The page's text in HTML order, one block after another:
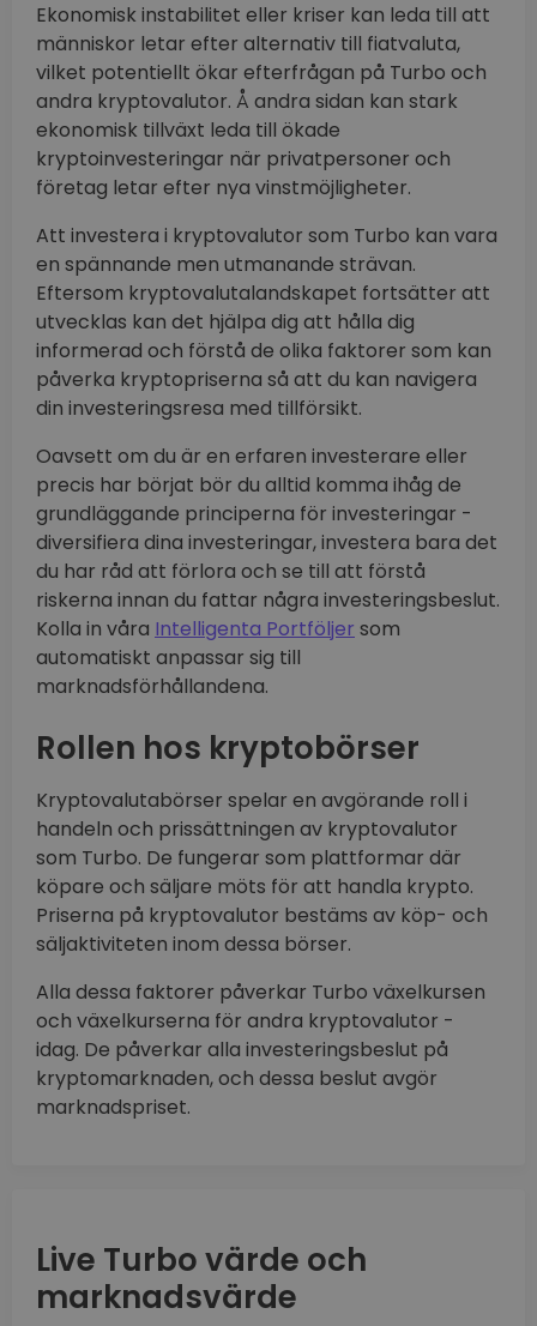
Ekonomisk instabilitet eller kriser kan leda till att
människor letar efter alternativ till fiatvaluta,
vilket potentiellt ökar efterfrågan på Turbo och
andra kryptovalutor. Å andra sidan kan stark
ekonomisk tillväxt leda till ökade
kryptoinvesteringar när privatpersoner och
företag letar efter nya vinstmöjligheter.
Att investera i kryptovalutor som Turbo kan vara
en spännande men utmanande strävan.
Eftersom kryptovalutalandskapet fortsätter att
utvecklas kan det hjälpa dig att hålla dig
informerad och förstå de olika faktorer som kan
påverka kryptopriserna så att du kan navigera
din investeringsresa med tillförsikt.
Oavsett om du är en erfaren investerare eller
precis har börjat bör du alltid komma ihåg de
grundläggande principerna för investeringar -
diversifiera dina investeringar, investera bara det
du har råd att förlora och se till att förstå
riskerna innan du fattar några investeringsbeslut.
Kolla in våra Intelligenta Portföljer som
automatiskt anpassar sig till
marknadsförhållandena.
Rollen hos kryptobörser
Kryptovalutabörser spelar en avgörande roll i
handeln och prissättningen av kryptovalutor
som Turbo. De fungerar som plattformar där
köpare och säljare möts för att handla krypto.
Priserna på kryptovalutor bestäms av köp- och
säljaktiviteten inom dessa börser.
Alla dessa faktorer påverkar Turbo växelkursen
och växelkurserna för andra kryptovalutor -
idag. De påverkar alla investeringsbeslut på
kryptomarknaden, och dessa beslut avgör
marknadspriset.
Live Turbo värde och
marknadsvärde